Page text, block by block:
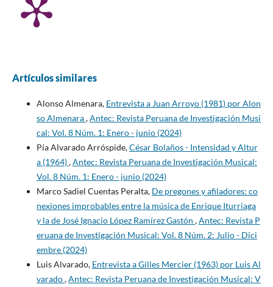
Artículos similares
Alonso Almenara, Entrevista a Juan Arroyo (1981) por Alon
so Almenara,Antec: Revista Peruana de Investigación Musi
cal: Vol. 8 Núm. 1: Enero - junio (2024)
Pía Alvarado Arróspide,César Bolaños - Intensidad y Altur
a (1964),Antec: Revista Peruana de Investigación Musical:
Vol. 8 Núm. 1: Enero - junio (2024)
Marco Sadiel Cuentas Peralta, De pregones y afiladores: co
nexiones improbables entre la música de Enrique Iturriaga
y la de José Ignacio López Ramírez Gastón ,Antec: Revista P
eruana de Investigación Musical: Vol. 8 Núm. 2: Julio - Dici
embre (2024)
Luis Alvarado, Entrevista a Gilles Mercier (1963) por Luis Al
varado,Antec: Revista Peruana de Investigación Musical: V